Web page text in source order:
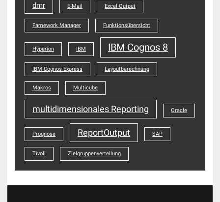
dmr E-Mail Excel Output
Famework Manager Funktionsübersicht
Hyperion IBM IBM Cognos 8
IBM Cognos Express Layoutberechnung
Makros Multicube
multidimensionales Reporting Oracle
Prognose ReportOutput SAP
Tivoli Zielgruppenverteilung